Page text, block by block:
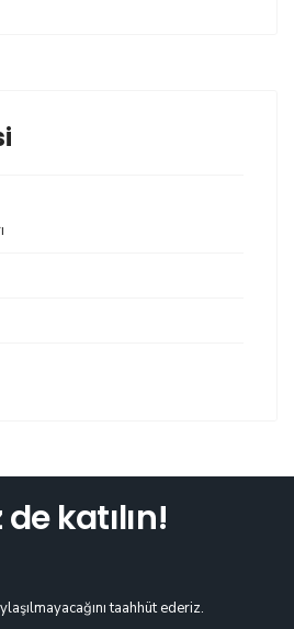
katılın!
taahhüt ederiz.